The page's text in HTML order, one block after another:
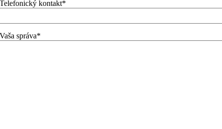
Telefonický kontakt*
Vaša správa*